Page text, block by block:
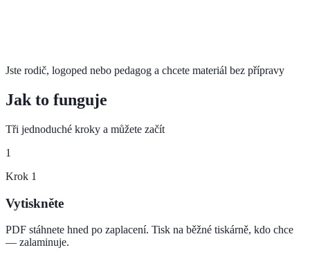
Jste rodič, logoped nebo pedagog a chcete materiál bez přípravy
Jak to funguje
Tři jednoduché kroky a můžete začít
1
Krok 1
Vytiskněte
PDF stáhnete hned po zaplacení. Tisk na běžné tiskárně, kdo chce
— zalaminuje.